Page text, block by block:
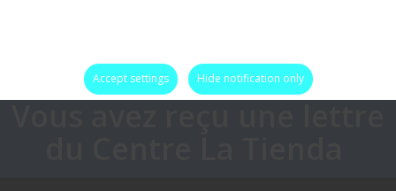
Accept settings Hide notification only